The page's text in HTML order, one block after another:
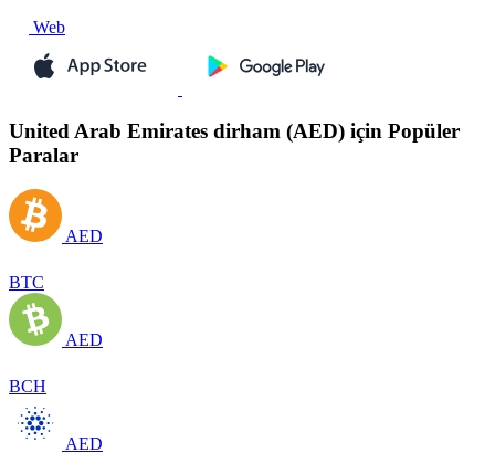
Web
United Arab Emirates dirham (AED) için Popüler
Paralar
AED
BTC
AED
BCH
AED